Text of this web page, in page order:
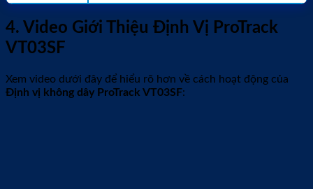
4. Video Giới Thiệu Định Vị ProTrack
VT03SF
Xem video dưới đây để hiểu rõ hơn về cách hoạt động của
Định vị không dây ProTrack VT03SF: